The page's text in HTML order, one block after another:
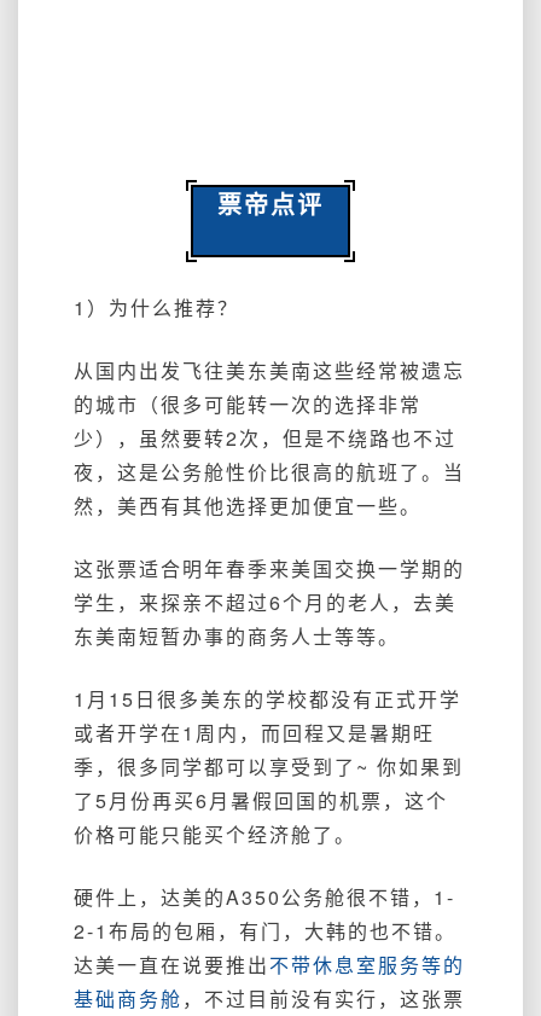
票帝点评
1）为什么推荐？
从国内出发飞往美东美南这些经常被遗忘
的城市（很多可能转一次的选择非常
少），虽然要转2次，但是不绕路也不过
夜，这是公务舱性价比很高的航班了。当
然，美西有其他选择更加便宜一些。
这张票适合明年春季来美国交换一学期的
学生，来探亲不超过6个月的老人，去美
东美南短暂办事的商务人士等等。
1月15日很多美东的学校都没有正式开学
或者开学在1周内，而回程又是暑期旺
季，很多同学都可以享受到了~ 你如果到
了5月份再买6月暑假回国的机票，这个
价格可能只能买个经济舱了。
硬件上， 达美的A350公务舱很不错，1-
2-1布局的包厢，有门，大韩的也不错。
达美一直在说要推出不带休息室服务等的
基础商务舱，不过目前没有实行，这张票